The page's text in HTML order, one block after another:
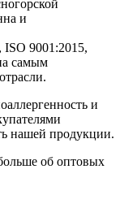
и
9001:2015,
самым
и
нашей продукции.
об оптовых